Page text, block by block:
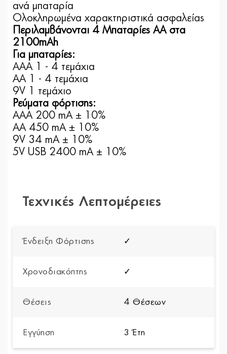
ανά μπαταρία
Ολοκληρωμένα χαρακτηριστικά ασφαλείας
Περιλαμβάνονται 4 Μπαταρίες ΑΑ στα
2100mAh
Για μπαταρίες:
AAA 1 - 4 τεμάχια
AA 1 - 4 τεμάχια
9V 1 τεμάχιο
Ρεύματα φόρτισης:
AAA 200 mA ± 10%
AA 450 mA ± 10%
9V 34 mA ± 10%
5V USB 2400 mA ± 10%
Τεχνικές Λεπτομέρειες
Ένδειξη Φόρτισης ✓
Χρονοδιακόπτης ✓
Θέσεις 4 Θέσεων
Εγγύηση 3 Έτη